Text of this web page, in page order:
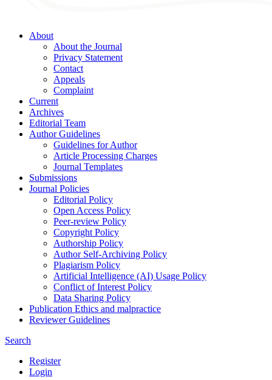
About
About the Journal
Privacy Statement
Contact
Appeals
Complaint
Current
Archives
Editorial Team
Author Guidelines
Guidelines for Author
Article Processing Charges
Journal Templates
Submissions
Journal Policies
Editorial Policy
Open Access Policy
Peer-review Policy
Copyright Policy
Authorship Policy
Author Self-Archiving Policy
Plagiarism Policy
Artificial Intelligence (AI) Usage Policy
Conflict of Interest Policy
Data Sharing Policy
Publication Ethics and malpractice
Reviewer Guidelines
Search
Register
Login